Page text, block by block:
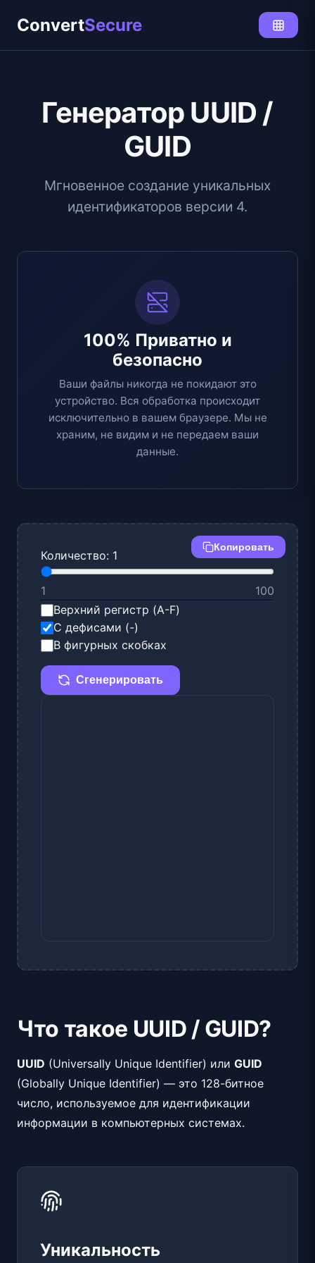
ConvertSecure
Генератор UUID /
GUID
Мгновенное создание уникальных
идентификаторов версии 4.
100% Приватно и
безопасно
Ваши файлы никогда не покидают это
устройство. Вся обработка происходит
исключительно в вашем браузере. Мы не
храним, не видим и не передаем ваши
данные.
Количество: 1
1
100
Верхний регистр (A-F)
С дефисами (-)
В фигурных скобках
Сгенерировать
Копировать
Что такое UUID / GUID?
UUID (Universally Unique Identifier) или GUID
(Globally Unique Identifier) — это 128-битное
число, используемое для идентификации
информации в компьютерных системах.
Уникальность